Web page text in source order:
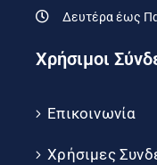
Δευτέρα έως
Χρήσιμοι
Επικοινωνία
Χρήσιμες